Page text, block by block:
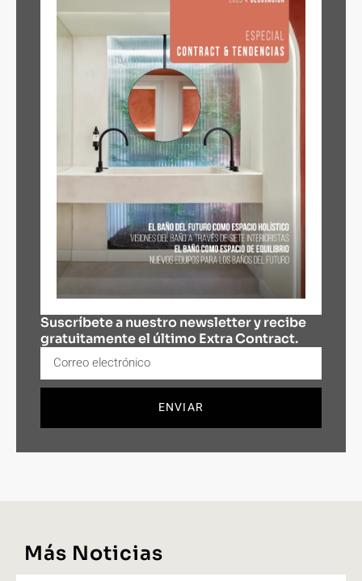
Suscríbete a nuestro newsletter y recibe
gratuitamente el último Extra Contract.
ENVIAR
Más Noticias